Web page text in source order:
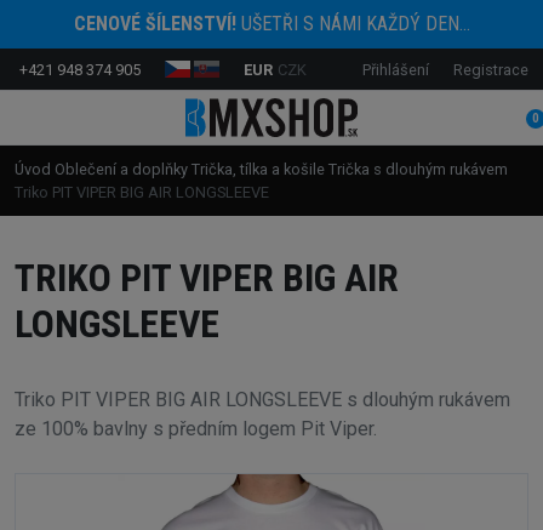
CENOVÉ ŠÍLENSTVÍ!UŠETŘI S NÁMI KAŽDÝ DEN...
+421 948 374 905 EUR CZK Přihlášení Registrace
0
Úvod Oblečení a doplňky Trička, tílka a košile Trička s dlouhým rukávem
Triko PIT VIPER BIG AIR LONGSLEEVE
TRIKO PIT VIPER BIG AIR
LONGSLEEVE
Triko PIT VIPER BIG AIR LONGSLEEVE s dlouhým rukávem
ze 100% bavlny s předním logem Pit Viper.